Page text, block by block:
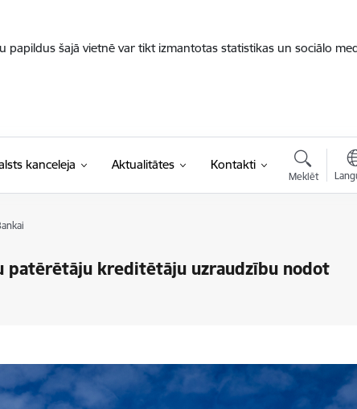
šajā vietnē var tikt izmantotas statistikas un sociālo
kanceleja Aktualitātes Kontakti
Meklēt
patērētāju kreditētāju uzraudzību nodot